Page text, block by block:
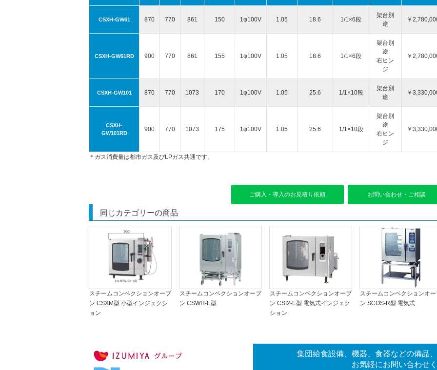
CSXH-GW61 870 770 861 150 1φ100V 1.05 18.6 1/1×6段
架台別
途
￥
CSXH-GW61RD 900 770 861 155 1φ100V 1.05 18.6 1/1×6段
架台別
途
右ヒン
ジ
￥
CSXH-GW101 870 770 1073 170 1φ100V 1.05 25.6 1/1×10段
架台別
途
￥
CSXH-
GW101RD
900 770 1073 175 1φ100V 1.05 25.6 1/1×10段
架台別
途
右ヒン
ジ
￥
＊ガス消費量は都市ガス及びLPガス共通です。
ご購入・導入のお見積り依頼 お問い合わせ・ご相談
同じカテゴリーの商品
スチームコンベクションオーブ
ン CSXM型 小型インジェクシ
ョン
スチームコンベクションオーブ
ン CSWH-E型
スチームコンベクションオーブ
ン CSI2-E型 電気式インジェク
ション
スチームコンベクションオ
ン SCOS-R型 電気式
集団給食設備、機器、食器などの備品
お気軽にお問い合わせく